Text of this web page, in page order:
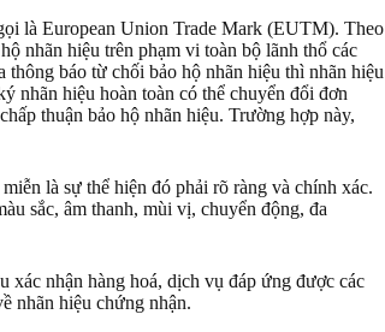
là European Union Trade Mark (EUTM). Theo
nhãn hiệu trên phạm vi toàn bộ lãnh thổ các
báo từ chối bảo hộ nhãn hiệu thì nhãn hiệu
nhãn hiệu hoàn toàn có thể chuyển đổi đơn
thuận bảo hộ nhãn hiệu. Trường hợp này,
là sự thể hiện đó phải rõ ràng và chính xác.
sắc, âm thanh, mùi vị, chuyển động, đa
xác nhận hàng hoá, dịch vụ đáp ứng được các
nhãn hiệu chứng nhận.